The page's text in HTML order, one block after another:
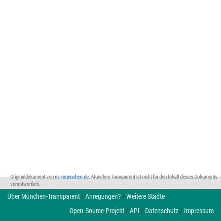
Originaldokument vonris-muenchen.de. München Transparent ist nicht für den Inhalt dieses Dokuments
verantwortlich.
Über München-Transparent/Anregungen?/Weitere Städte
Open-Source-Projekt/API / Datenschutz/ Impressum